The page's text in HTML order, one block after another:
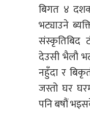
बिगत ४
भट्याउने
देउसी भैलौ
नहुँदा र
जस्तो घर
पनि बषौं